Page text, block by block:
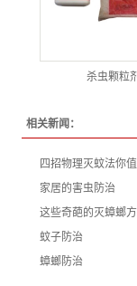
杀虫颗粒剂
相关新闻：
四招物理灭蚊法你
家居的害虫防治
这些奇葩的灭蟑螂
蚊子防治
蟑螂防治